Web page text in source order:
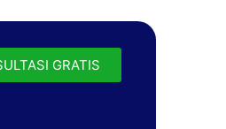
GRATIS